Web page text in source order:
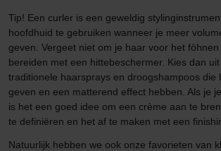
Tip! Een curler is een geweldig
hoofdhuid te gebruiken wanneer je meer
geven. Vergeet niet om je haar voor het
bereiden met een hittebeschermer. Kies dan uit
traditionele haarsprays en droogshampoos die
geven en een matterend effect hebben. Als je
is het een goed idee om een crème aan te
te definiëren en het af te maken met een
Natuurlijk hebben we ook onze favorieten van